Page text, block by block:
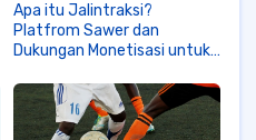
Apa itu Jalintraksi?
Platfrom Sawer dan
Dukungan Monetisasi untuk